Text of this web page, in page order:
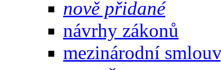
nově přidané
návrhy zákonů
mezinárodní